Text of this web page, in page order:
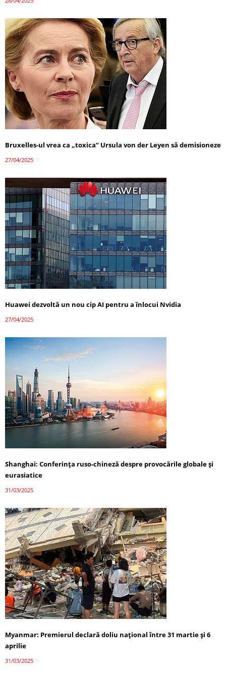
Bruxelles-ul vrea ca „toxica” Ursula von der Leyen să demisioneze
27/04/2025
Huawei dezvoltă un nou cip AI pentru a înlocui Nvidia
27/04/2025
Shanghai: Conferința ruso-chineză despre provocările globale și
eurasiatice
31/03/2025
Myanmar: Premierul declară doliu național între 31 martie și 6
aprilie
31/03/2025